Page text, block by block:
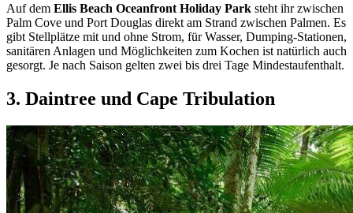
Auf dem Ellis Beach Oceanfront Holiday Park steht ihr zwischen
Palm Cove und Port Douglas direkt am Strand zwischen Palmen. Es
gibt Stellplätze mit und ohne Strom, für Wasser, Dumping-Stationen,
sanitären Anlagen und Möglichkeiten zum Kochen ist natürlich auch
gesorgt. Je nach Saison gelten zwei bis drei Tage Mindestaufenthalt.
3. Daintree und Cape Tribulation